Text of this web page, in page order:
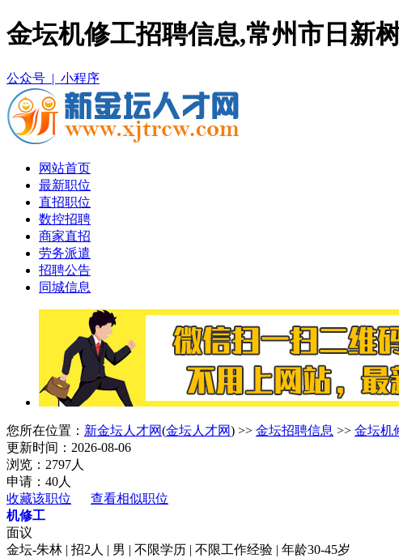
金坛机修工招聘信息,常州市日新
公众号 | 小程序
网站首页
最新职位
直招职位
数控招聘
商家直招
劳务派遣
招聘公告
同城信息
您所在位置： 新金坛人才网(金坛人才网) >> 金坛招聘信息 >> 金坛机
更新时间：2026-08-06
浏览：2797人
申请：40人
收藏该职位
查看相似职位
机修工
面议
金坛-朱林 | 招2人 | 男 | 不限学历 | 不限工作经验 | 年龄30-45岁